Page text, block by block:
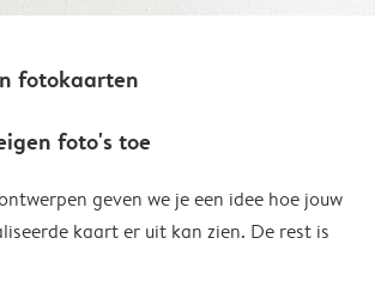
fotokaarten
foto's toe
geven we je een idee hoe jouw
kaart er uit kan zien. De rest is